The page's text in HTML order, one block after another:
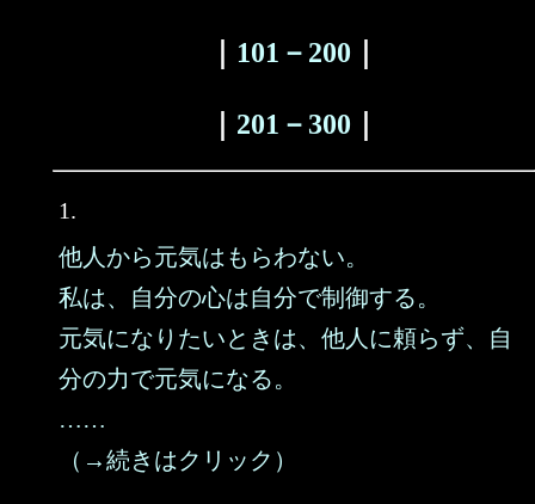
101－200
201－300
1.
他人から元気はもらわない。
私は、自分の心は自分で制御する。
元気になりたいときは、他人に頼らず、自
分の力で元気になる。
……
（→続きはクリック）